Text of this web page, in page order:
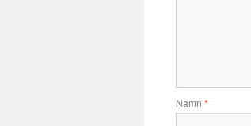
Namn *